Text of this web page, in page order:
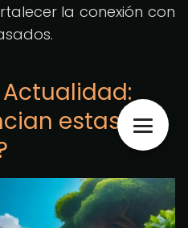
la conexión con
estas